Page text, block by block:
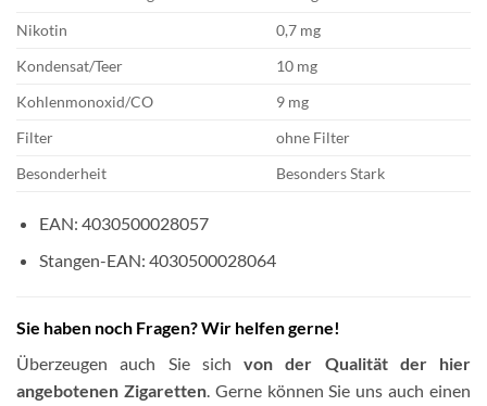
Nikotin
0,7 mg
Kondensat/Teer
10 mg
Kohlenmonoxid/CO
9 mg
Filter
ohne Filter
Besonderheit
Besonders Stark
EAN: 4030500028057
Stangen-EAN: 4030500028064
Sie haben noch Fragen? Wir helfen gerne!
Überzeugen auch Sie sich von der Qualität der hier
angebotenen Zigaretten. Gerne können Sie uns auch einen